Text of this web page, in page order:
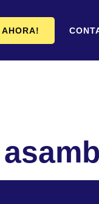
AHORA!